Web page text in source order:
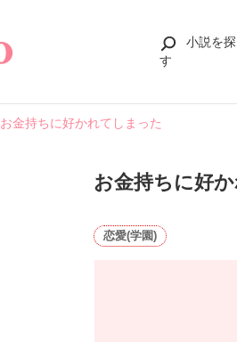
小説を探
す
お金持ちに好かれてしまった
お金持ちに好
恋愛(学園)